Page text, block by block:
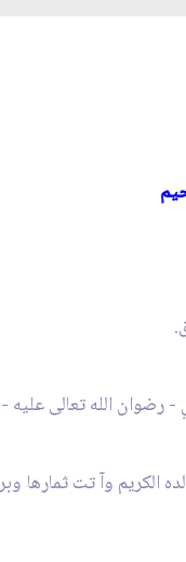
- رضوان الله تعالى عليه
وآ تت ثمارها